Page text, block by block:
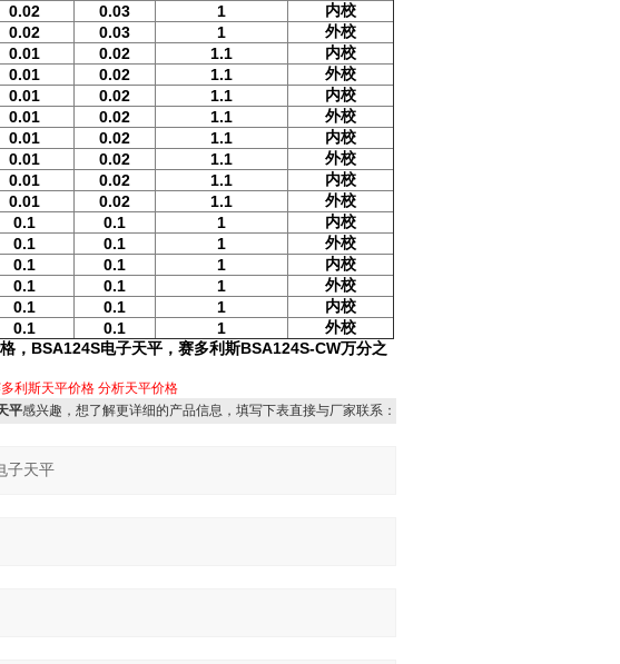
0.02 0.03 1
内校
0.02 0.03 1
外校
0.01 0.02 1.1
内校
0.01 0.02 1.1
外校
0.01 0.02 1.1
内校
0.01 0.02 1.1
外校
0.01 0.02 1.1
内校
0.01 0.02 1.1
外校
0.01 0.02 1.1
内校
0.01 0.02 1.1
外校
0.1 0.1 1
内校
0.1 0.1 1
外校
0.1 0.1 1
内校
0.1 0.1 1
外校
0.1 0.1 1
内校
0.1 0.1 1
外校
，BSA124S电子天平， 赛多利斯BSA124S-CW万分之
利斯天平价格 分析天平价格
平感兴趣，想了解更详细的产品信息，填写下表直接与厂家联系：